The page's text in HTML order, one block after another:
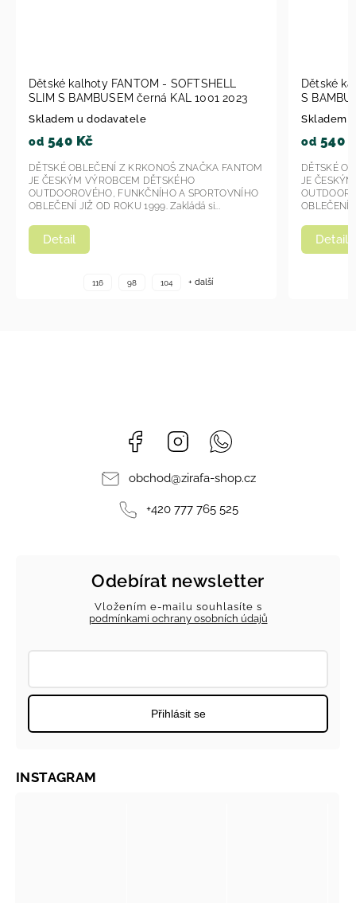
- SOFTSHELL
černá KAL 1001 2023
KRKONOŠ ZNAČKA FANTOM
DĚTSKÉHO
A SPORTOVNÍHO
1999. Zakládá si...
Dětské kalhoty Fantom -
S BAMBUSEM KAL 1007 -
DĚTSKÉ OBLEČENÍ Z KRKONOŠ
JE ČESKÝM VÝROBCEM DĚTSKÉHO
OUTDOOROVÉHO, FUNKČNÍHO A
OBLEČENÍ JIŽ OD ROKU 1999. Zakládá
Facebook Instagram
obchod@zirafa-shop.cz
+420 777 765 525
Odebírat newsletter
Vložením e-mailu souhlasíte s
podmínkami ochrany osobních údajů
Přihlásit se
INSTAGRAM